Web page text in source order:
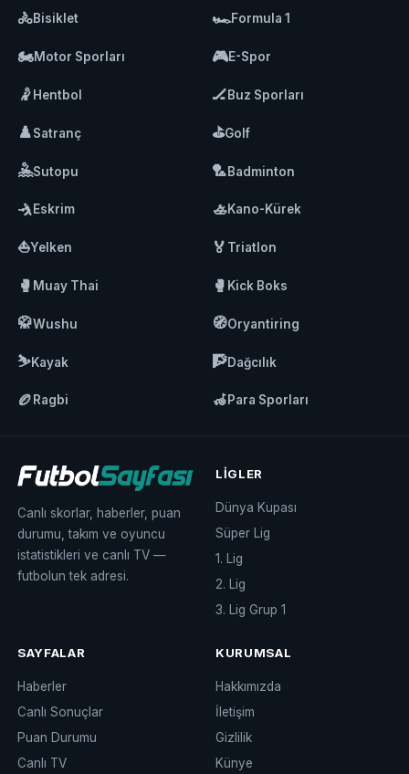
🚴Bisiklet 🏎️Formula 1
🏍️Motor Sporları 🎮E-Spor
🤾 Hentbol 🏒Buz Sporları
♟️Satranç ⛳Golf
🤽Sutopu 🏸Badminton
🤺Eskrim 🚣Kano-Kürek
⛵Yelken 🏅 Triatlon
🥊 Muay Thai 🥊 Kick Boks
🥋Wushu 🧭Oryantiring
⛷️Kayak 🧗Dağcılık
🏉 Ragbi 🦽Para Sporları
Canlı skorlar, haberler, puan
durumu, takım ve oyuncu
istatistikleri ve canlı TV —
futbolun tek adresi.
LIGLER
Dünya Kupası
Süper Lig
1. Lig
2. Lig
3. Lig Grup 1
SAYFALAR
Haberler
Canlı Sonuçlar
Puan Durumu
Canlı TV
KURUMSAL
Hakkımızda
İletişim
Gizlilik
Künye